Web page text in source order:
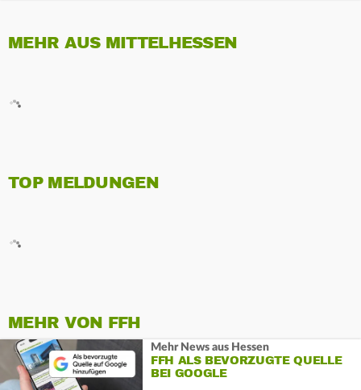
MEHR AUS MITTELHESSEN
TOP MELDUNGEN
MEHR VON FFH
Mehr News aus Hessen
FFH ALS BEVORZUGTE QUELLE
BEI GOOGLE